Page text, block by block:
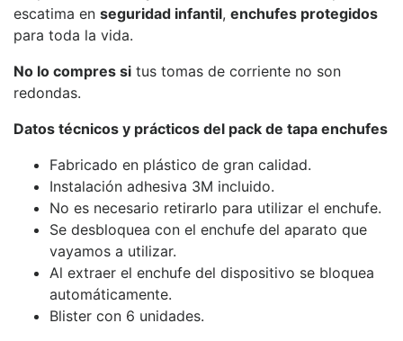
escatima en seguridad infantil, enchufes protegidos
para toda la vida.
No lo compres si tus tomas de corriente no son
redondas.
Datos técnicos y prácticos del pack de tapa enchufes
Fabricado en plástico de gran calidad.
Instalación adhesiva 3M incluido.
No es necesario retirarlo para utilizar el enchufe.
Se desbloquea con el enchufe del aparato que
vayamos a utilizar.
Al extraer el enchufe del dispositivo se bloquea
automáticamente.
Blister con 6 unidades.